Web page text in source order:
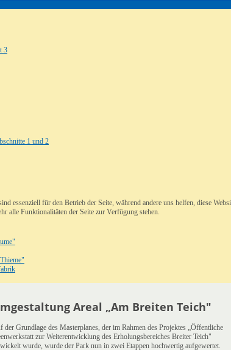
3
1 und 2
Areal „Am Breiten Teich"
der Grundlage des Masterplanes, der im Rahmen des Projektes „Öffentliche
zur Weiterentwicklung des Erholungsbereiches Breiter Teich"
wurde, wurde der Park nun in zwei Etappen hochwertig aufgewertet.
essenziell für den Betrieb der Seite, während andere uns helfen, diese
alle Funktionalitäten der Seite zur Verfügung stehen.